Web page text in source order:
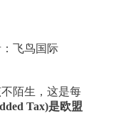
飞鸟国际
陌生，这是每
Tax)是欧盟